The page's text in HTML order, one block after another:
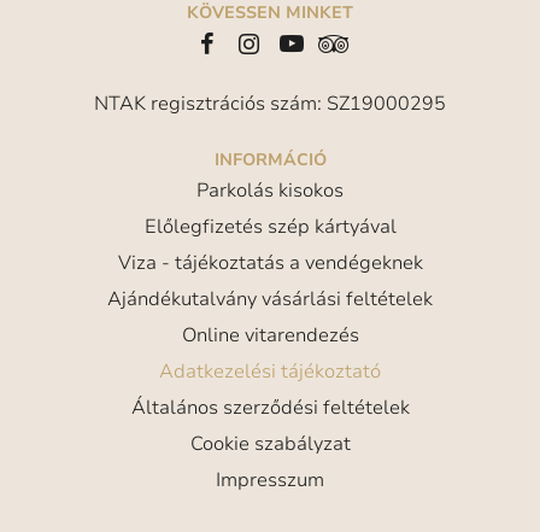
KÖVESSEN MINKET
NTAK regisztrációs szám: SZ19000295
INFORMÁCIÓ
Parkolás kisokos
Előlegfizetés szép kártyával
Viza - tájékoztatás a vendégeknek
Ajándékutalvány vásárlási feltételek
Online vitarendezés
Adatkezelési tájékoztató
Általános szerződési feltételek
Cookie szabályzat
Impresszum